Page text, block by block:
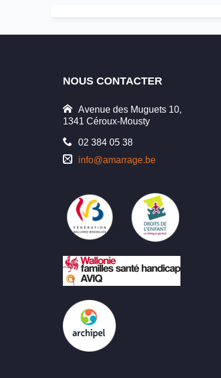
NOUS CONTACTER
Avenue des Muguets 10,
1341 Céroux-Mousty
02 384 05 38
info@amarrage.be